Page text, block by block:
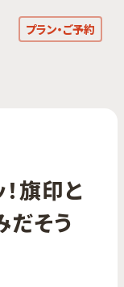
プラン・ご予約
旗印と​
そう